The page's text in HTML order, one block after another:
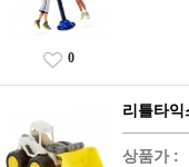
0
리틀타
상품가 :